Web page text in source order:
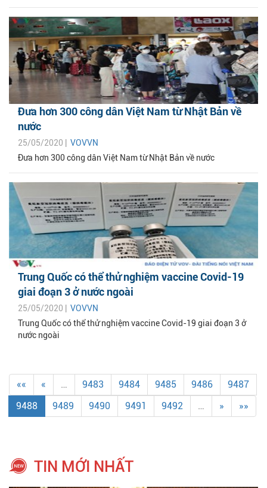
Đưa hơn 300 công dân Việt Nam từ Nhật Bản về
nước
25/05/2020 | VOVVN
Đưa hơn 300 công dân Việt Nam từ Nhật Bản về nước
Trung Quốc có thể thử nghiệm vaccine Covid-19
giai đoạn 3 ở nước ngoài
25/05/2020 | VOVVN
Trung Quốc có thể thử nghiệm vaccine Covid-19 giai đoạn 3 ở
nước ngoài
«« « … 9483 9484 9485 9486
9487
9488
9489 9490 9491 9492 … » »»
TIN MỚI NHẤT